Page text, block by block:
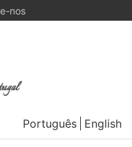
nos
Português English